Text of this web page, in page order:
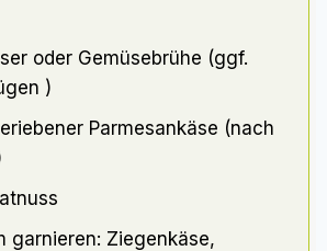
oder Gemüsebrühe (ggf.
)
Parmesankäse (nach
garnieren: Ziegenkäse,